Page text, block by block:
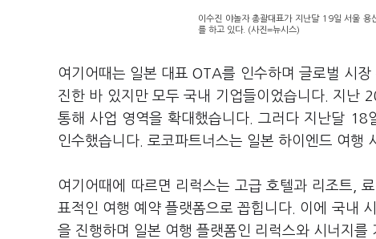
이수진 야놀자 총괄대표가 지난달 19일 서울
를 하고 있다. (사진=뉴시스)
여기어때는 일본 대표 OTA를 인수하며 글로벌 시
진한 바 있지만 모두 국내 기업들이었습니다. 지난
통해 사업 영역을 확대했습니다. 그러다 지난달
인수했습니다. 로코파트너스는 일본 하이엔드 여행
여기어때에 따르면 리럭스는 고급 호텔과 리조트,
표적인 여행 예약 플랫폼으로 꼽힙니다. 이에 국내
을 진행하며 일본 여행 플랫폼인 리럭스와 시너지를